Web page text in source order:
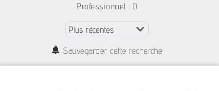
Professionnel : 0
Sauvegarder cette recherche